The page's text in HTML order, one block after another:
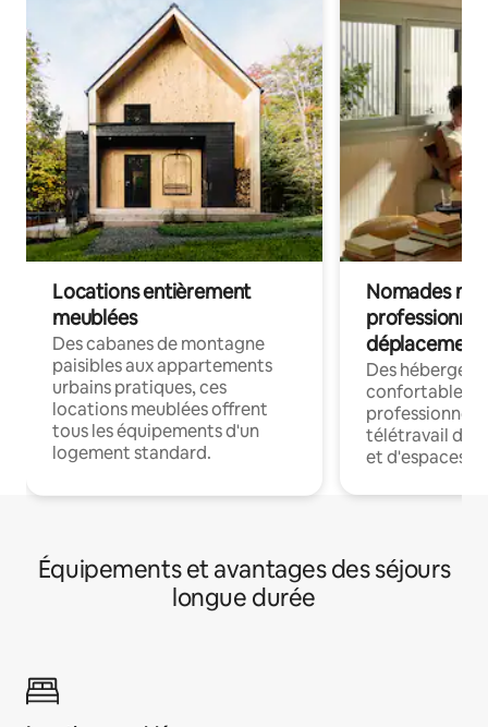
Locations entièrement
meublées
Des cabanes de montagne
paisibles aux appartements
urbains pratiques, ces
locations meublées offrent
tous les équipements d'un
logement standard.
Nomades
déplacement
Des
confortables
professionnels
télétravail
et d'espaces
Équipements et avantages des séjours
longue durée